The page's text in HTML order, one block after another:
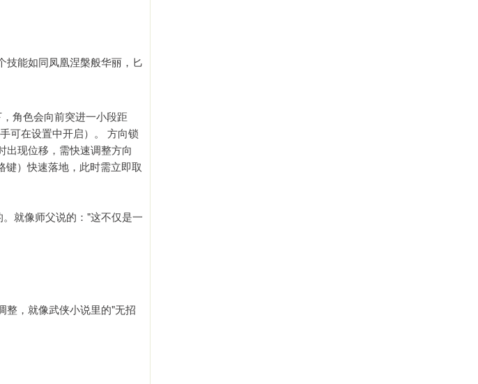
技能如同凤凰涅槃般华丽，匕
角色会向前突进一小段距
可在设置中开启）。 方向锁
出现位移，需快速调整方向
）快速落地，此时需立即取
就像师父说的："这不仅是一
整，就像武侠小说里的"无招